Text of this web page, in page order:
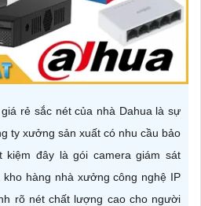
rẻ sắc nét của nhà Dahua là sự
ty xưởng sản xuất có nhu cầu bảo
đây là gói camera giám sát
hàng nhà xưởng công nghệ IP
rõ nét chất lượng cao cho người